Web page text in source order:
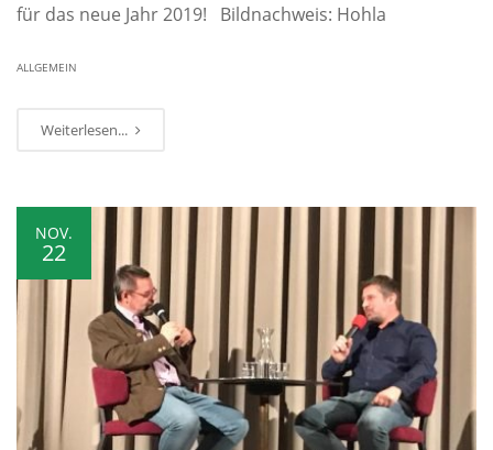
für das neue Jahr 2019! Bildnachweis: Hohla
ALLGEMEIN
Weiterlesen...
NOV.
22